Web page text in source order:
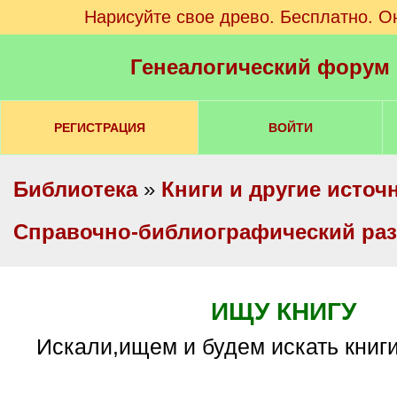
Нарисуйте свое древо. Бесплатно.
Генеалогический
РЕГИСТРАЦИЯ ВОЙТИ
Библиотека» Книги и другие
Справочно-библиографический
ИЩУ КНИГУ
Искали,ищем и будем искать